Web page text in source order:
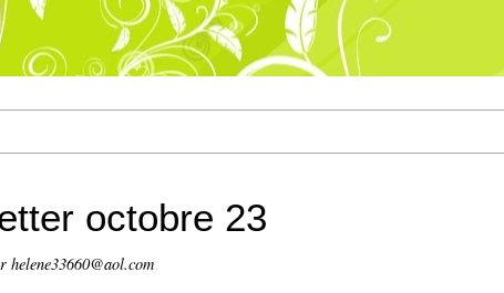
octobre 23
helene33660@aol.com